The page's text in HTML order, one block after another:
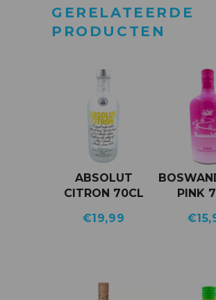
GERELATEERDE
PRODUCTEN
ABSOLUT
CITRON 70CL
€19,99
PINK
€